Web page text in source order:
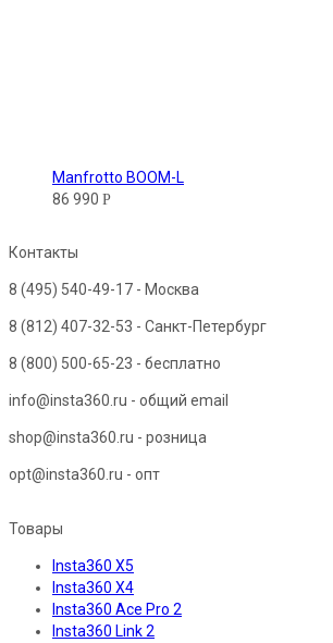
Manfrotto BOOM-L
86 990 Р
Контакты
8 (495) 540-49-17 - Москва
8 (812) 407-32-53 - Санкт-Петербург
8 (800) 500-65-23 - бесплатно
info@insta360.ru - общий email
shop@insta360.ru - розница
opt@insta360.ru - опт
Товары
Insta360 X5
Insta360 X4
Insta360 Ace Pro 2
Insta360 Link 2